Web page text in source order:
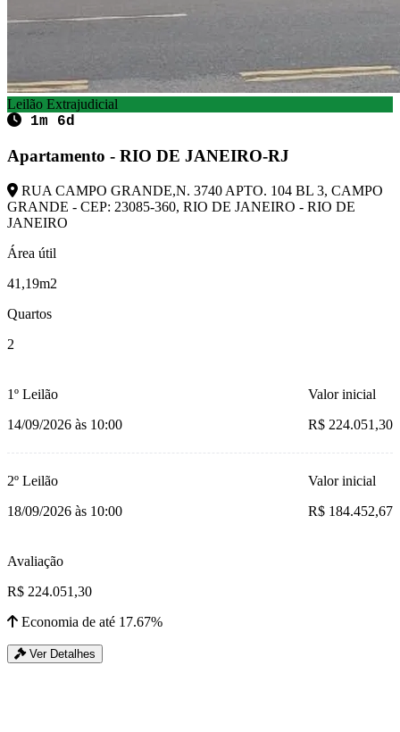
Leilão Extrajudicial
1m 6d
Apartamento - RIO DE JANEIRO-RJ
RUA CAMPO GRANDE,N. 3740 APTO. 104 BL 3, CAMPO
GRANDE - CEP: 23085-360, RIO DE JANEIRO - RIO DE
JANEIRO
Área útil
41,19m2
Quartos
2
1º Leilão
14/09/2026 às 10:00
Valor inicial
R$ 224.051,30
2º Leilão
18/09/2026 às 10:00
Valor inicial
R$ 184.452,67
Avaliação
R$ 224.051,30
Economia de até 17.67%
Ver Detalhes